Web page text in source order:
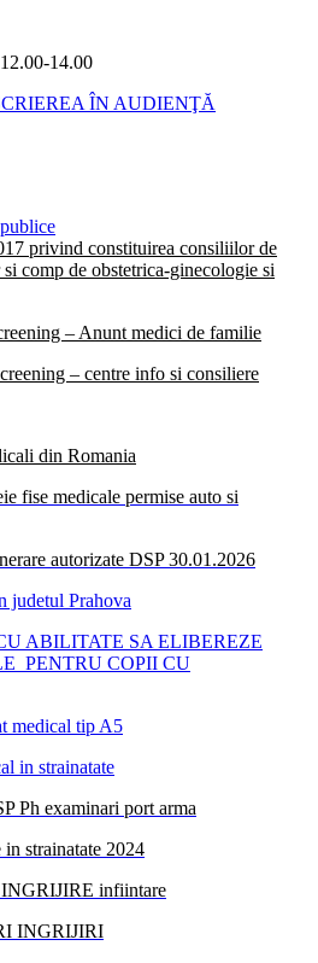
14.00
ÎN AUDIENŢĂ
privind constituirea consiliilor de
comp de obstetrica-ginecologie si
– Anunt medici de familie
– centre info si consiliere
din Romania
fise medicale permise auto si
autorizate DSP 30.01.2026
judetul Prahova
ABILITATE SA ELIBEREZE
PENTRU COPII CU
medical tip A5
in strainatate
Ph examinari port arma
in strainatate 2024
infiintare
INGRIJIRI